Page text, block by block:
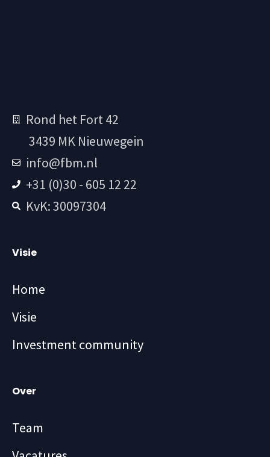
Rond het Fort 42
3439 MK Nieuwegein
info@fbm.nl
+31 (0)30 - 605 12 22
KvK: 30097304
Visie
Home
Visie
Investment community
Over
Team